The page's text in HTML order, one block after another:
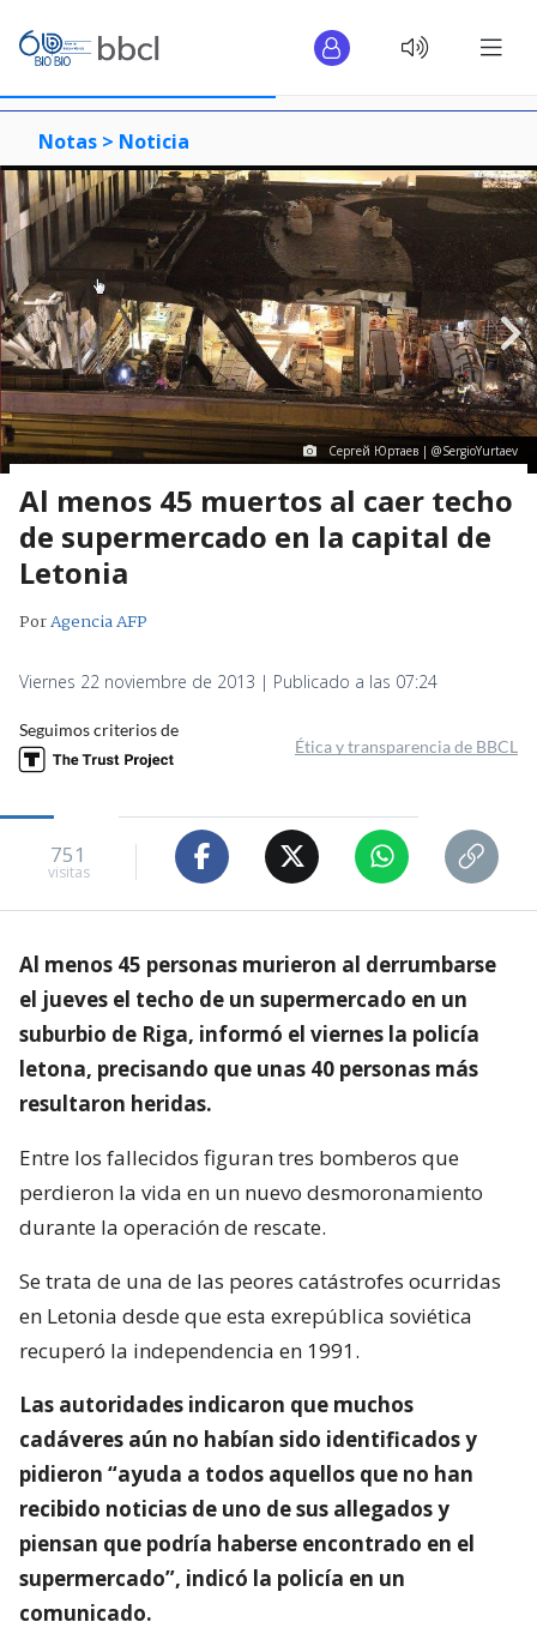
Notas > Noticia
Сергей Юртаев | @SergioYurtaev
Al menos 45 muertos al caer techo
de supermercado en la capital de
Letonia
PorAgencia AFP
Viernes 22 noviembre de 2013 | Publicado a las 07:24
Seguimos criterios de
Ética y transparencia de BBCL
751
visitas
Al menos 45 personas murieron al derrumbarse
el jueves el techo de un supermercado en un
suburbio de Riga, informó el viernes la policía
letona, precisando que unas 40 personas más
resultaron heridas.
Entre los fallecidos figuran tres bomberos que
perdieron la vida en un nuevo desmoronamiento
durante la operación de rescate.
Se trata de una de las peores catástrofes ocurridas
en Letonia desde que esta exrepública soviética
recuperó la independencia en 1991.
Las autoridades indicaron que muchos
cadáveres aún no habían sido identificados y
pidieron “ayuda a todos aquellos que no han
recibido noticias de uno de sus allegados y
piensan que podría haberse encontrado en el
supermercado”, indicó la policía en un
comunicado.